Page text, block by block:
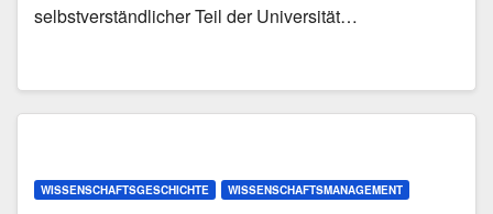
selbstverständlicher Teil der Universität…
WISSENSCHAFTSGESCHICHTE WISSENSCHAFTSMANAGEMENT